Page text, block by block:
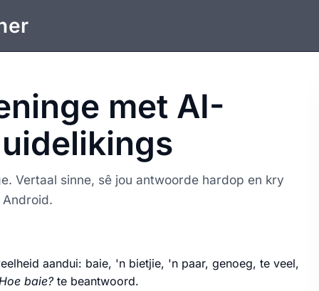
met AI-
Vertaal sinne, sê jou antwoorde hardop en kry
aandui: baie, 'n bietjie, 'n paar, genoeg, te veel,
baie?te beantwoord.